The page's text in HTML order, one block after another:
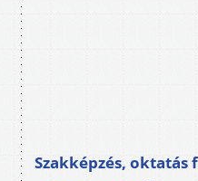
Szakképzés, oktatás